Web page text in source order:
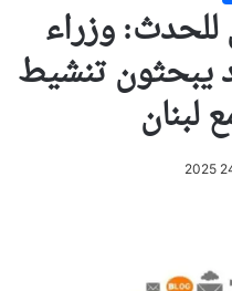
وزراء
يبحثون تنشيط
لبنان